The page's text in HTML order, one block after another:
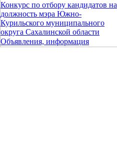
Конкурс по отбору кандидатов на
должность мэра Южно-
Курильского муниципального
округа Сахалинской области
Объявления, информация